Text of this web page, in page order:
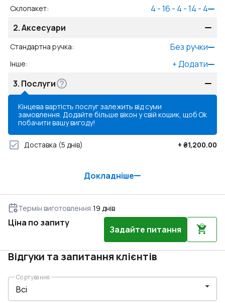
Склопакет:
4 - 16 - 4 - 14 - 4
2.Аксесуари
Стандартна ручка: Без ручки
Інше: +Додати
3. Послуги
Кінцева вартість послуг залежить від суми
замовлення. Додайте більше вікон у свій кошик, щоб
побачити вашу вигоду!
Ok
Доставка (5 днів) + ₴1,200.00
Докладніше
Термін виготовлення:19 днів
Ціна по запиту
Задайте питання
Відгуки та запитання клієнтів
Сортування